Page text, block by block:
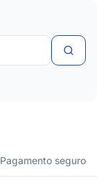
Pagamento seguro